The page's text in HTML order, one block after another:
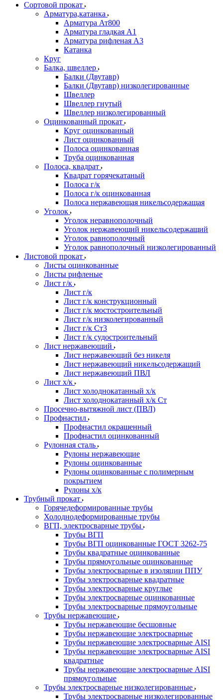
Сортовой прокат
Арматура,катанка
Арматура Ат800
Арматура гладкая А1
Арматура рифленая А3
Катанка
Круг
Балка, швеллер
Балки (Двутавр)
Балки (Двутавр) низколегированные
Швеллер
Швеллер гнутый
Швеллер низколегированный
Оцинкованный прокат
Круг оцинкованный
Лист оцинкованный
Полоса оцинкованная
Труба оцинкованная
Полоса, квадрат
Квадрат горячекатаный
Полоса г/к
Полоса г/к оцинкованная
Полоса нержавеющая никельсодержащая
Уголок
Уголок неравнополочный
Уголок нержавеющий никельсодержащий
Уголок равнополочный
Уголок равнополочный низколегированный
Листовой прокат
Листы оцинкованные
Листы рифленые
Лист г/к
Лист г/к
Лист г/к конструкционный
Лист г/к мостостроительный
Лист г/к низколегированный
Лист г/к Ст3
Лист г/к судостроительный
Лист нержавеющий
Лист нержавеющий без никеля
Лист нержавеющий никельсодержащий
Лист нержавеющий ПВЛ
Лист х/к
Лист холоднокатанный х/к
Лист холоднокатанный х/к Ст
Просечно-вытяжной лист (ПВЛ)
Профнастил
Профнастил окрашенный
Профнастил оцинкованный
Рулонная сталь
Рулоны нержавеющие
Рулоны оцинкованные
Рулоны оцинкованные с полимерным
покрытием
Рулоны х/к
Трубный прокат
Горячедеформированные трубы
Холоднодеформированные трубы
ВГП, электросварные трубы
Трубы ВГП
Трубы ВГП оцинкованные ГОСТ 3262-75
Трубы квадратные оцинкованные
Трубы прямоугольные оцинкованные
Трубы электросварные в изоляции ППУ
Трубы электросварные квадратные
Трубы электросварные круглые
Трубы электросварные оцинкованные
Трубы электросварные прямоугольные
Трубы нержавеющие
Трубы нержавеющие бесшовные
Трубы нержавеющие электросварные
Трубы нержавеющие электросварные AISI
Трубы нержавеющие электросварные AISI
квадратные
Трубы нержавеющие электросварные AISI
прямоугольные
Трубы электросварные низколегированные
Трубы электросварные низколегированные